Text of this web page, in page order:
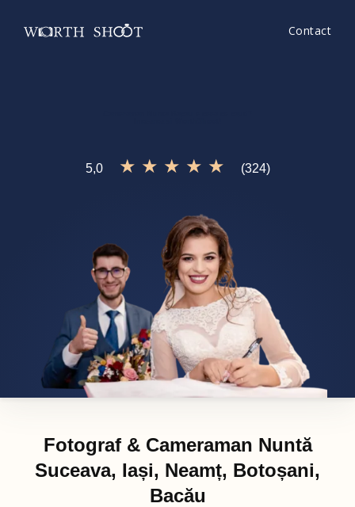
Contact
5,0 ★ ★ ★ ★ ★ (324)
Fotograf & Cameraman Nuntă
Suceava, Iași, Neamț, Botoșani,
Bacău